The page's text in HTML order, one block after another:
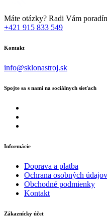
Máte otázky? Radi Vám
+421 915 833 549
Kontakt
info@sklonastroj.sk
Spojte sa s nami na sociálnych sieťach
Informácie
Doprava a platba
Ochrana osobných údajov
Obchodné podmienky
Kontakt
Zákaznícky účet